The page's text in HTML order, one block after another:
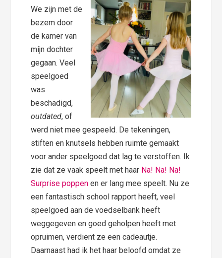
We zijn met de
bezem door
de kamer van
mijn dochter
gegaan. Veel
speelgoed
was
beschadigd,
outdated, of
werd niet mee gespeeld. De tekeningen,
stiften en knutsels hebben ruimte gemaakt
voor ander speelgoed dat lag te verstoffen. Ik
zie dat ze vaak speelt met haar Na! Na! Na!
Surprise poppen en er lang mee speelt. Nu ze
een fantastisch school rapport heeft, veel
speelgoed aan de voedselbank heeft
weggegeven en goed geholpen heeft met
opruimen, verdient ze een cadeautje.
Daarnaast had ik het haar beloofd omdat ze